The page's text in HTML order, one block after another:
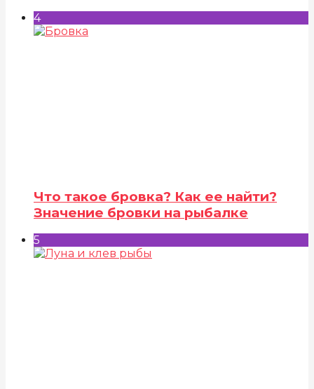
4
Что такое бровка? Как ее найти?
Значение бровки на рыбалке
5